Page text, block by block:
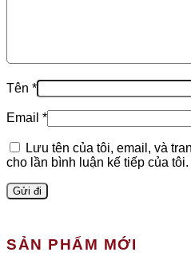
Tên *
Email *
Lưu tên của tôi, email, và
cho lần bình luận kế tiếp của tôi.
SẢN PHẨM MỚI